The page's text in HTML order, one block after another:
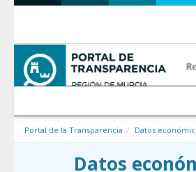
Saltar al contenido
Portal de la Transparencia Datos
Datos